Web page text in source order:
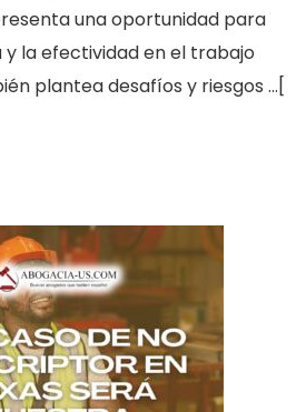
una oportunidad para
la efectividad en el trabajo
plantea desafíos y riesgos …[